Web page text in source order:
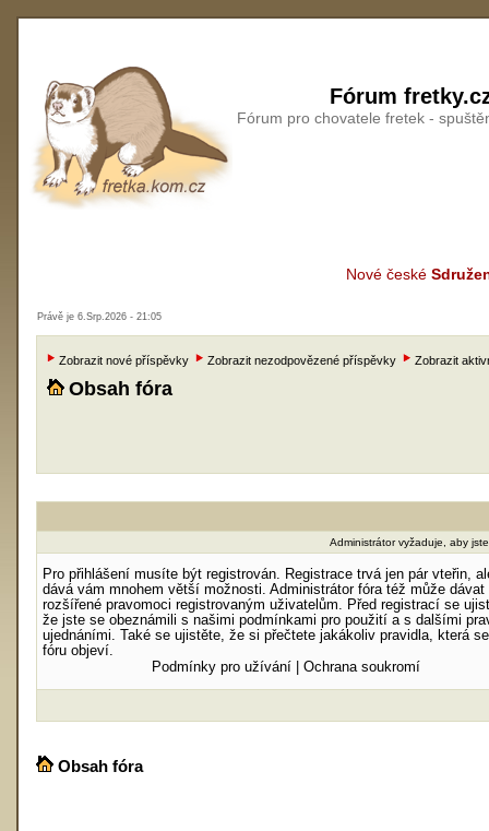
Fórum
Fórum pro chovatele fretek -
Nové české
Právě je 6.Srp.2026 - 21:05
Zobrazit nové příspěvky Zobrazit nezodpovězené příspěvky Zobrazit
Obsah fóra
Administrátor vyžaduje, aby
Pro přihlášení musíte být registrován. Registrace trvá jen pár vteřin,
dává vám mnohem větší možnosti. Administrátor fóra též může dávat
rozšířené pravomoci registrovaným uživatelům. Před registrací se
že jste se obeznámili s našimi podmínkami pro použití a s dalšími
ujednáními. Také se ujistěte, že si přečtete jakákoliv pravidla, která
fóru objeví.
Podmínky pro užívání
Ochrana soukromí
Obsah fóra